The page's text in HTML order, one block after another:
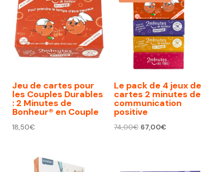
Jeu de cartes pour
les Couples Durables
: 2 Minutes de
Bonheur® en Couple
18,50€
Le pack de 4 jeux de
cartes 2 minutes de
communication
positive
74,00€ Le
67,00€Le